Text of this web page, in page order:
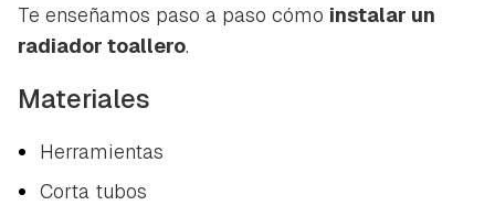
Te enseñamos paso a paso cómo instalar un
radiador toallero.
Materiales
Herramientas
Corta tubos